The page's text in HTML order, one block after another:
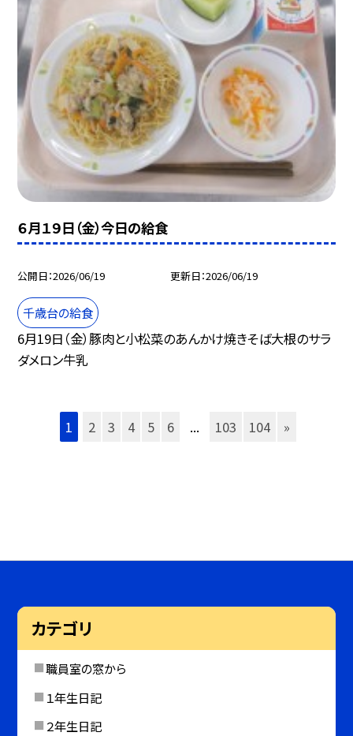
６月１９日（金）今日の給食
公開日 2026/06/19 更新日 2026/06/19
千歳台の給食
6月19日（金）豚肉と小松菜のあんかけ焼きそば大根のサラ
ダメロン牛乳
1 2 3 4 5 6 ... 103 104 »
カテゴリ
職員室の窓から
１年生日記
２年生日記